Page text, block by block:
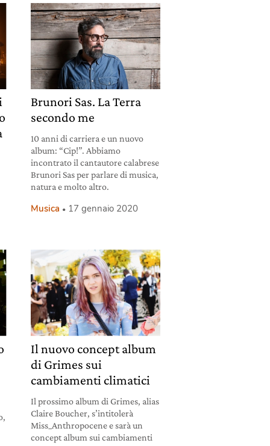
Brunori Sas. La Terra
secondo me
10 anni di carriera e un nuovo
album: “Cip!”. Abbiamo
incontrato il cantautore calabrese
Brunori Sas per parlare di musica,
natura e molto altro.
Musica 17 gennaio 2020
Il nuovo concept album
di Grimes sui
cambiamenti climatici
Il prossimo album di Grimes, alias
Claire Boucher, s’intitolerà
Miss_Anthropocene e sarà un
concept album sui cambiamenti